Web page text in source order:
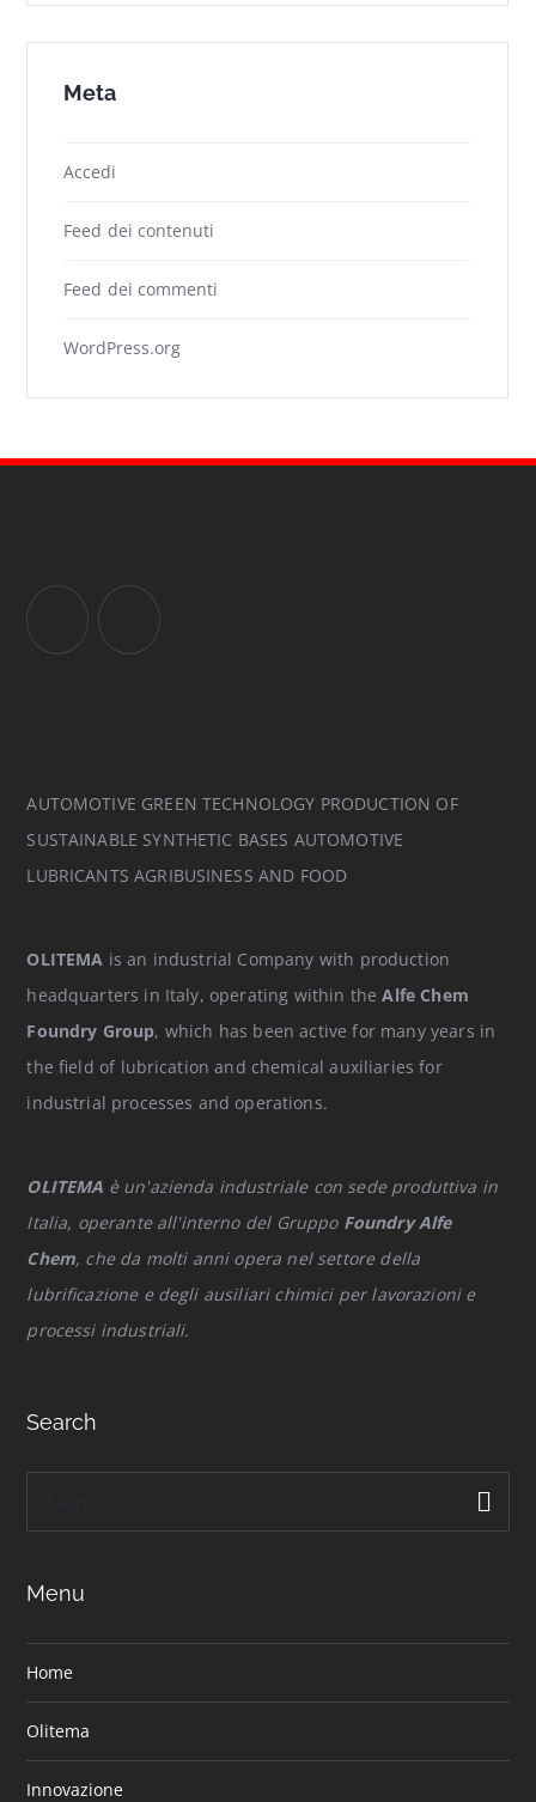
Meta
Accedi
Feed dei contenuti
Feed dei commenti
WordPress.org
AUTOMOTIVE GREEN TECHNOLOGY PRODUCTION OF
SUSTAINABLE SYNTHETIC BASES AUTOMOTIVE
LUBRICANTS AGRIBUSINESS AND FOOD
OLITEMA is an industrial Company with production
headquarters in Italy, operating within theAlfe Chem
Foundry Group, which has been active for many years in
the field of lubrication and chemical auxiliaries for
industrial processes and operations.
OLITEMA è un'azienda industriale con sede produttiva in
Italia, operante all'interno del Gruppo Foundry Alfe
Chem, che da molti anni opera nel settore della
lubrificazione e degli ausiliari chimici per lavorazioni e
processi industriali.
Search
Menu
Home
Olitema
Innovazione